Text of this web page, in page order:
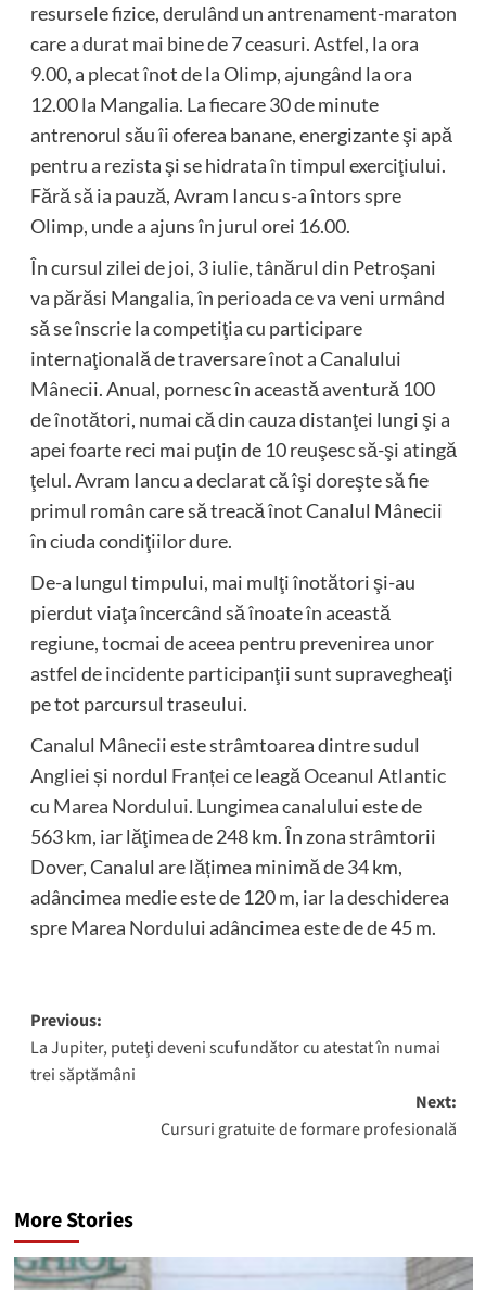
resursele fizice, derulând un antrenament-maraton
care a durat mai bine de 7 ceasuri. Astfel, la ora
9.00, a plecat înot de la Olimp, ajungând la ora
12.00 la Mangalia. La fiecare 30 de minute
antrenorul său îi oferea banane, energizante şi apă
pentru a rezista şi se hidrata în timpul exerciţiului.
Fără să ia pauză, Avram Iancu s-a întors spre
Olimp, unde a ajuns în jurul orei 16.00.
În cursul zilei de joi, 3 iulie, tânărul din Petroşani
va părăsi Mangalia, în perioada ce va veni urmând
să se înscrie la competiţia cu participare
internaţională de traversare înot a Canalului
Mânecii. Anual, pornesc în această aventură 100
de înotători, numai că din cauza distanţei lungi şi a
apei foarte reci mai puţin de 10 reuşesc să-şi atingă
ţelul. Avram Iancu a declarat că îşi doreşte să fie
primul român care să treacă înot Canalul Mânecii
în ciuda condiţiilor dure.
De-a lungul timpului, mai mulţi înotători şi-au
pierdut viaţa încercând să înoate în această
regiune, tocmai de aceea pentru prevenirea unor
astfel de incidente participanţii sunt supravegheaţi
pe tot parcursul traseului.
Canalul Mânecii este strâmtoarea dintre sudul
Anglieiși nordul Franțeice leagăOceanul Atlantic
cu Marea Nordului. Lungimea canalului este de
563 km, iar lăţimea de 248 km. În zona strâmtorii
Dover, Canalul are lățimea minimă de 34 km,
adâncimea medie este de 120 m, iar la deschiderea
spreMarea Norduluiadâncimea este de de 45 m.
Post
navigation
Previous:
La Jupiter, puteţi deveni scufundător cu atestat în numai
trei săptămâni
Next:
Cursuri gratuite de formare profesională
More Stories